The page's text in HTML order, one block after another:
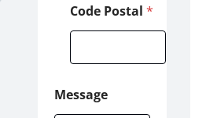
Code Postal *
Message